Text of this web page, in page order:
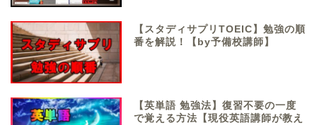
【スタディサプリTOEIC】勉強の順
番を解説！【by予備校講師】
【英単語 勉強法】復習不要の一度
で覚える方法【現役英語講師が教え